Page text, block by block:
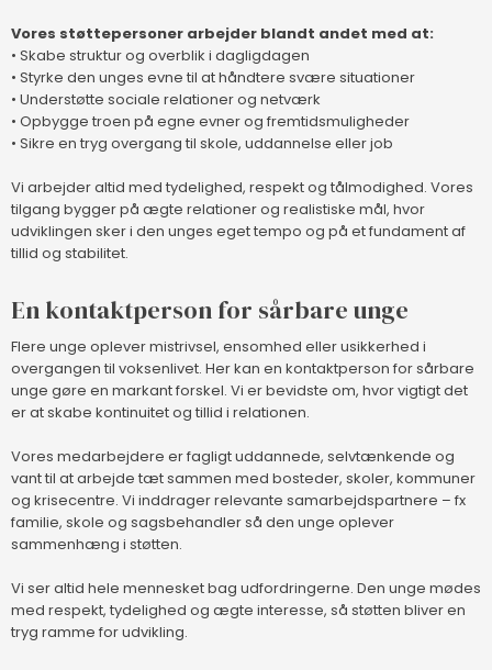
Vores støttepersoner arbejder blandt andet med at:
• Skabe struktur og overblik i dagligdagen
• Styrke den unges evne til at håndtere svære situationer
• Understøtte sociale relationer og netværk
• Opbygge troen på egne evner og fremtidsmuligheder
• Sikre en tryg overgang til skole, uddannelse eller job
Vi arbejder altid med tydelighed, respekt og tålmodighed. Vores
tilgang bygger på ægte relationer og realistiske mål, hvor
udviklingen sker i den unges eget tempo og på et fundament af
tillid og stabilitet.
En kontaktperson for sårbare unge
Flere unge oplever mistrivsel, ensomhed eller usikkerhed i
overgangen til voksenlivet. Her kan en kontaktperson for sårbare
unge gøre en markant forskel. Vi er bevidste om, hvor vigtigt det
er at skabe kontinuitet og tillid i relationen.
Vores medarbejdere er fagligt uddannede, selvtænkende og
vant til at arbejde tæt sammen med bosteder, skoler, kommuner
og krisecentre. Vi inddrager relevante samarbejdspartnere – fx
familie, skole og sagsbehandler så den unge oplever
sammenhæng i støtten.
Vi ser altid hele mennesket bag udfordringerne. Den unge mødes
med respekt, tydelighed og ægte interesse, så støtten bliver en
tryg ramme for udvikling.